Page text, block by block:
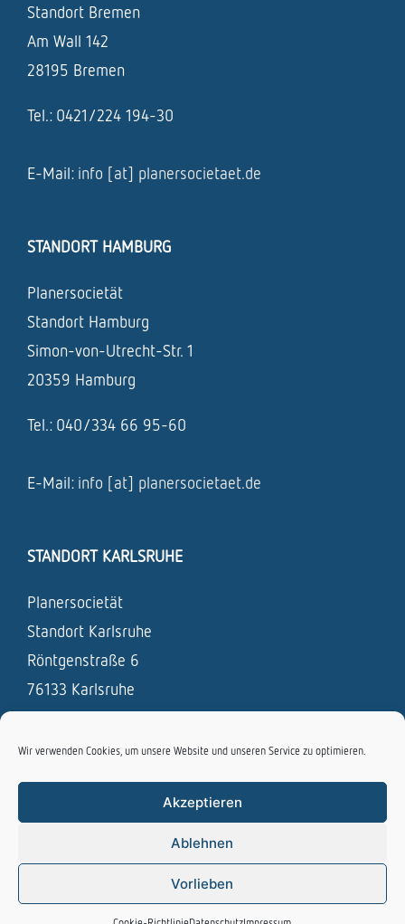
Wir verwenden Cookies, um unsere Website und unseren Service zu optimieren.
Akzeptieren
Ablehnen
Vorlieben
Standort Bremen
Am Wall 142
28195 Bremen
Tel.: 0421/224 194-30
E-Mail: info [at] planersocietaet.de
STANDORT HAMBURG
Planersocietät
Standort Hamburg
Simon-von-Utrecht-Str. 1
20359 Hamburg
Tel.: 040/334 66 95-60
E-Mail: info [at] planersocietaet.de
STANDORT KARLSRUHE
Planersocietät
Standort Karlsruhe
Röntgenstraße 6
76133 Karlsruhe
Fax: 0721 / 831 693 – 19
info [at] planersocietaet.de
Copyright Planersocietät - Alle Rechte vorbehalten |